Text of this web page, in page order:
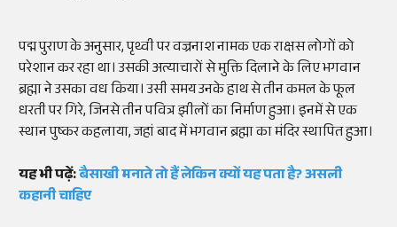
पद्म पुराण के अनुसार, पृथ्वी पर वज्रनाश नामक एक राक्षस लोगों को
परेशान कर रहा था। उसकी अत्याचारों से मुक्ति दिलाने के लिए भगवान
ब्रह्मा ने उसका वध किया। उसी समय उनके हाथ से तीन कमल के फूल
धरती पर गिरे, जिनसे तीन पवित्र झीलों का निर्माण हुआ। इनमें से एक
स्थान पुष्कर कहलाया, जहां बाद में भगवान ब्रह्मा का मंदिर स्थापित हुआ।
यह भी पढ़ें:बैसाखी मनाते तो हैं लेकिन क्यों यह पता है? असली
कहानी चाहिए